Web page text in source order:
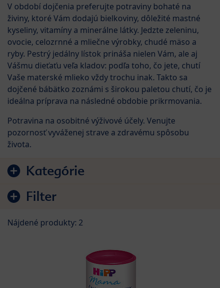
Preskočiť na zoznam produktov
Kategórie
Filter
V období dojčenia preferujte potraviny bohaté na
živiny, ktoré Vám dodajú bielkoviny, dôležité mastné
kyseliny, vitamíny a minerálne látky. Jedzte zeleninu,
ovocie, celozrnné a mliečne výrobky, chudé mäso a
ryby. Pestrý jedálny lístok prináša nielen Vám, ale aj
Vášmu dieťaťu veľa kladov: podľa toho, čo jete, chutí
Vaše materské mlieko vždy trochu inak. Takto sa
dojčené bábätko zoznámi s širokou paletou chutí, čo je
ideálna príprava na následné obdobie prikrmovania.
Potravina na osobitné výživové účely. Venujte
pozornosť vyváženej strave a zdravému spôsobu
života.
Nájdené produkty: 2